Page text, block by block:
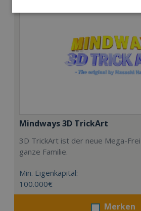
Mindways 3D TrickArt
3D TrickArt ist der neue Mega-
ganze Familie.
Min. Eigenkapital:
100.000€
Merken